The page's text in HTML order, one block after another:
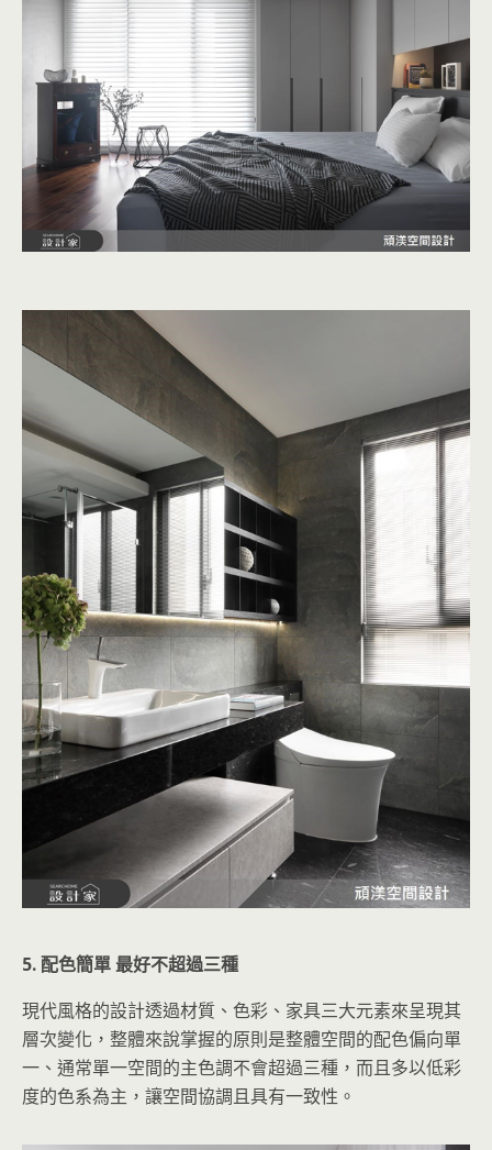
5. 配色簡單 最好不超過三種
現代風格的設計透過材質、色彩、家具三大元素來呈現其
層次變化，整體來說掌握的原則是整體空間的配色偏向單
一、通常單一空間的主色調不會超過三種，而且多以低彩
度的色系為主，讓空間協調且具有一致性。